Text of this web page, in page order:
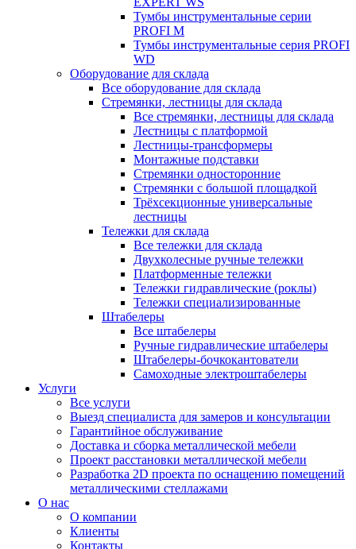
Тумбы инструментальные серии
PROFI M
Тумбы инструментальные серия PROFI
WD
Оборудование для склада
Все оборудование для склада
Стремянки, лестницы для склада
Все стремянки, лестницы для склада
Лестницы с платформой
Лестницы-трансформеры
Монтажные подставки
Стремянки односторонние
Стремянки с большой площадкой
Трёхсекционные универсальные
лестницы
Тележки для склада
Все тележки для склада
Двухколесные ручные тележки
Платформенные тележки
Тележки гидравлические (роклы)
Тележки специализированные
Штабелеры
Все штабелеры
Ручные гидравлические штабелеры
Штабелеры-бочкокантователи
Самоходные электроштабелеры
Услуги
Все услуги
Выезд специалиста для замеров и консультации
Гарантийное обслуживание
Доставка и сборка металлической мебели
Проект расстановки металлической мебели
Разработка 2D проекта по оснащению помещений
металлическими стеллажами
О нас
О компании
Клиенты
Контакты